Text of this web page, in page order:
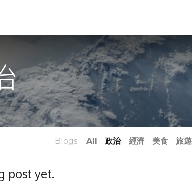
Blogs: All 政治 經濟 美食 旅遊
post yet.